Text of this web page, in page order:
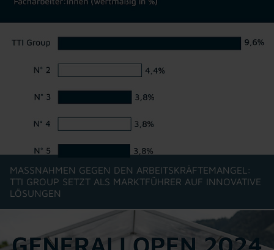
MASSNAHMEN GEGEN DEN ARBEITSKRÄFTEMANGEL: T
TI GROUP SETZT ALS MARKTFÜHRER AUF INNOVATIVE L
ÖSUNGEN